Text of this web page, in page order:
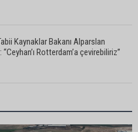
Kaynaklar Bakanı Alparslan
Rotterdam’a çevirebiliriz”
Bedrettin Karataş’tan sahiller için